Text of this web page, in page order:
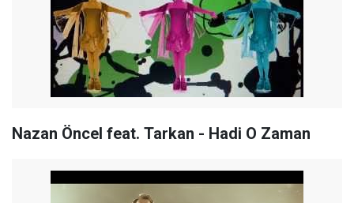
Nazan Öncel feat. Tarkan - Hadi O Zaman